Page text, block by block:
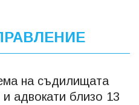
на съдилищата
адвокати близо 13